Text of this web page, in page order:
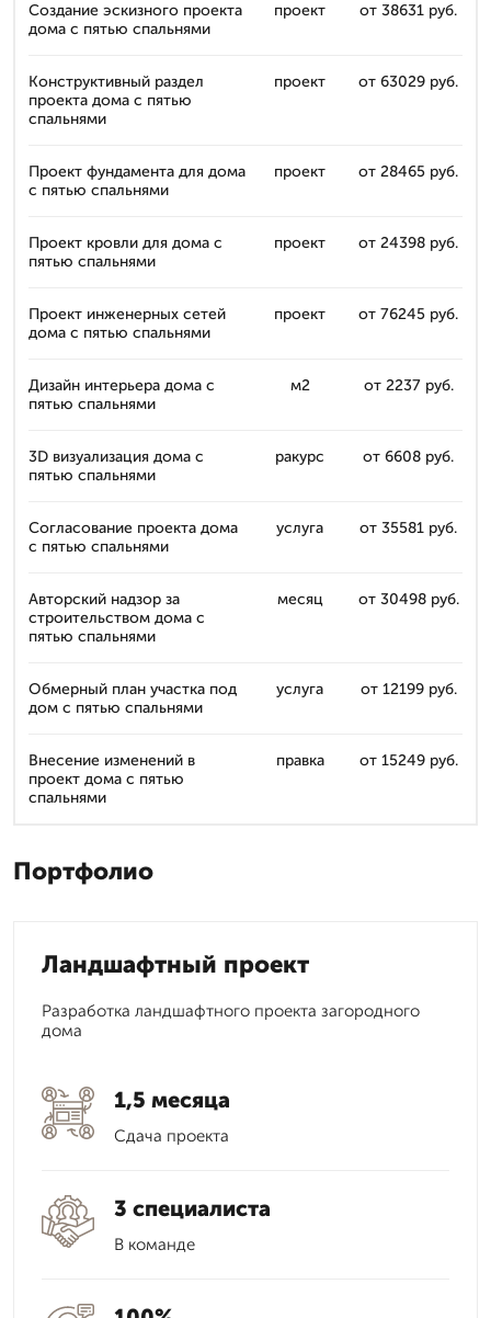
Создание эскизного проекта
дома с пятью спальнями
проект от 38631 руб.
Конструктивный раздел
проекта дома с пятью
спальнями
проект от 63029 руб.
Проект фундамента для дома
с пятью спальнями
проект от 28465 руб.
Проект кровли для дома с
пятью спальнями
проект от 24398 руб.
Проект инженерных сетей
дома с пятью спальнями
проект от 76245 руб.
Дизайн интерьера дома с
пятью спальнями
м2 от 2237 руб.
3D визуализация дома с
пятью спальнями
ракурс от 6608 руб.
Согласование проекта дома
с пятью спальнями
услуга от 35581 руб.
Авторский надзор за
строительством дома с
пятью спальнями
месяц от 30498 руб.
Обмерный план участка под
дом с пятью спальнями
услуга от 12199 руб.
Внесение изменений в
проект дома с пятью
спальнями
правка от 15249 руб.
Портфолио
Ландшафтный проект
Разработка ландшафтного проекта загородного
дома
1,5 месяца
Сдача проекта
3 специалиста
В команде